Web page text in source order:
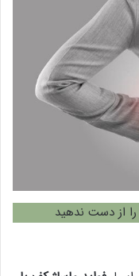
را از دست ندهید